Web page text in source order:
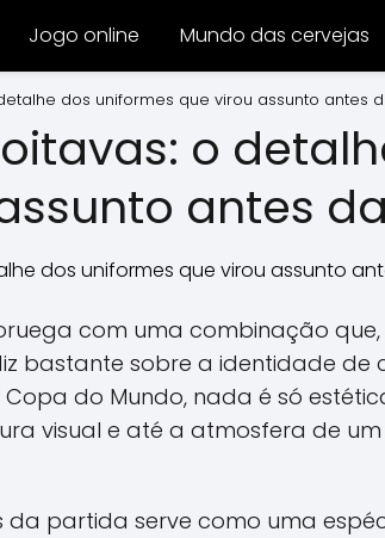
Jogo online Mundo das cervejas
dos uniformes que virou assunto antes
o
antes
com uma combinação
bastante sobre a identidade de
do Mundo, nada é só
visual e até a atmosfera de
partida serve como uma